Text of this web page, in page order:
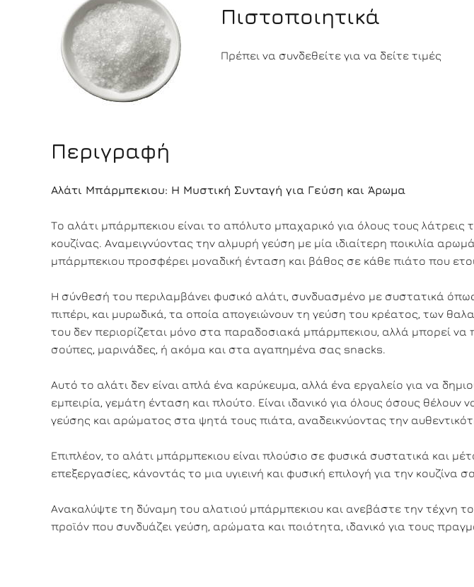
Πιστοποιητικά
Πρέπει να συνδεθείτε για να δείτε τιμές
Περιγραφή
Αλάτι Μπάρμπεκιου: Η Μυστική Συνταγή για Γεύση και Άρωμα
Το αλάτι μπάρμπεκιου είναι το απόλυτο μπαχαρικό για όλους τους λάτρεις
κουζίνας. Αναμειγνύοντας την αλμυρή γεύση με μία ιδιαίτερη ποικιλία
μπάρμπεκιου προσφέρει μοναδική ένταση και βάθος σε κάθε πιάτο που
Η σύνθεσή του περιλαμβάνει φυσικό αλάτι, συνδυασμένο με συστατικά
πιπέρι, και μυρωδικά, τα οποία απογειώνουν τη γεύση του κρέατος, των
του δεν περιορίζεται μόνο στα παραδοσιακά μπάρμπεκιου, αλλά μπορεί να
σούπες, μαρινάδες, ή ακόμα και στα αγαπημένα σας snacks.
Αυτό το αλάτι δεν είναι απλά ένα καρύκευμα, αλλά ένα εργαλείο για να
εμπειρία, γεμάτη ένταση και πλούτο. Είναι ιδανικό για όλους όσους
γεύσης και αρώματος στα ψητά τους πιάτα, αναδεικνύοντας την
Επιπλέον, το αλάτι μπάρμπεκιου είναι πλούσιο σε φυσικά συστατικά και
επεξεργασίες, κάνοντάς το μια υγιεινή και φυσική επιλογή για την κουζίνα
Ανακαλύψτε τη δύναμη του αλατιού μπάρμπεκιου και ανεβάστε την τέχνη
προϊόν που συνδυάζει γεύση, αρώματα και ποιότητα, ιδανικό για τους